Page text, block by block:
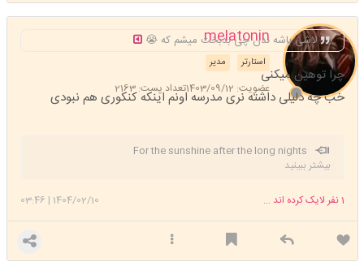
melatonin
مدیر استارتر
عضویت: 1403/09/12 تعداد پست: 2163
لاشی باشه ندن چی بدبخت میشم که 😭
چرا توهین میکنی
خب چه دلیلی داشته نری مدرسه اونم اینکه کنکوری هم نبودی
For the sunshine after the long nights
بیشتر ببینید
1404/02/10
|
03:46 1نفر لایک کرده اند ...